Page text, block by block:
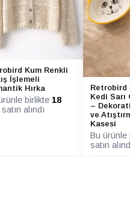
Kum Renkli
İşlemeli
Hırka
birlikte 18
alındı
Retrobird
Kedi Sarı
– Dekoratif
ve
Kasesi
Bu ürünle
satın alındı